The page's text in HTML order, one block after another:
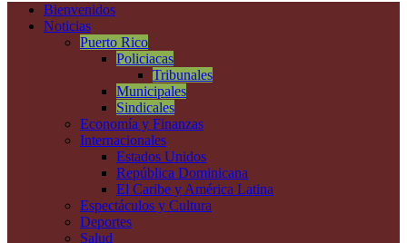
Bienvenidos
Noticias
Puerto Rico
Policiacas
Tribunales
Municipales
Sindicales
Economía y Finanzas
Internacionales
Estados Unidos
República Dominicana
El Caribe y América Latina
Espectáculos y Cultura
Deportes
Salud